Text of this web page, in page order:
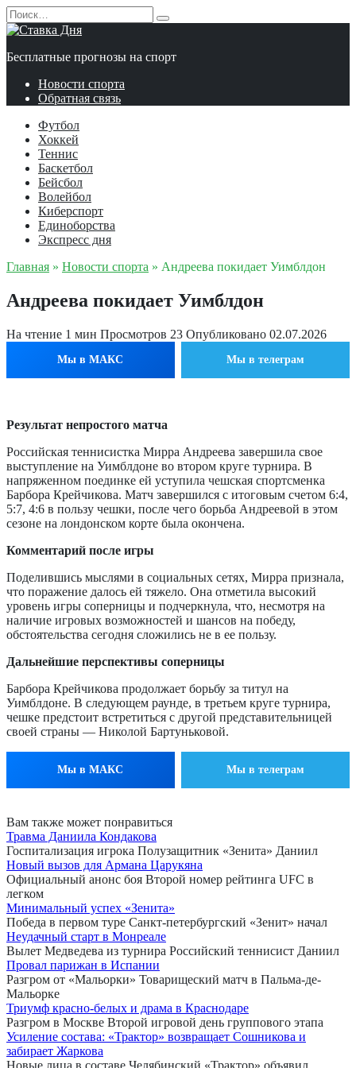
Перейти
к
содержанию
Search
for:
Бесплатные прогнозы на спорт
Новости спорта
Обратная связь
Футбол
Хоккей
Теннис
Баскетбол
Бейсбол
Волейбол
Киберспорт
Единоборства
Экспресс дня
Главная » Новости спорта » Андреева покидает Уимблдон
Андреева покидает Уимблдон
На чтение 1 мин Просмотров 23 Опубликовано 02.07.2026
Мы в МАКС Мы в телеграм
Результат непростого матча
Российская теннисистка Мирра Андреева завершила свое
выступление на Уимблдоне во втором круге турнира. В
напряженном поединке ей уступила чешская спортсменка
Барбора Крейчикова. Матч завершился с итоговым счетом 6:4,
5:7, 4:6 в пользу чешки, после чего борьба Андреевой в этом
сезоне на лондонском корте была окончена.
Комментарий после игры
Поделившись мыслями в социальных сетях, Мирра признала,
что поражение далось ей тяжело. Она отметила высокий
уровень игры соперницы и подчеркнула, что, несмотря на
наличие игровых возможностей и шансов на победу,
обстоятельства сегодня сложились не в ее пользу.
Дальнейшие перспективы соперницы
Барбора Крейчикова продолжает борьбу за титул на
Уимблдоне. В следующем раунде, в третьем круге турнира,
чешке предстоит встретиться с другой представительницей
своей страны — Николой Бартуньковой.
Мы в МАКС Мы в телеграм
Вам также может понравиться
Травма Даниила Кондакова
Госпитализация игрока Полузащитник «Зенита» Даниил
Новый вызов для Армана Царукяна
Официальный анонс боя Второй номер рейтинга UFC в
легком
Минимальный успех «Зенита»
Победа в первом туре Санкт-петербургский «Зенит» начал
Неудачный старт в Монреале
Вылет Медведева из турнира Российский теннисист Даниил
Провал парижан в Испании
Разгром от «Мальорки» Товарищеский матч в Пальма-де-
Мальорке
Триумф красно-белых и драма в Краснодаре
Разгром в Москве Второй игровой день группового этапа
Усиление состава: «Трактор» возвращает Сошникова и
забирает Жаркова
Новые лица в составе Челябинский «Трактор» объявил